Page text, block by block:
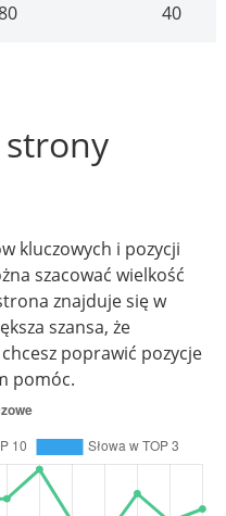
40
strony
kluczowych i pozycji
szacować wielkość
znajduje się w
szansa, że
poprawić pozycje
pomóc.